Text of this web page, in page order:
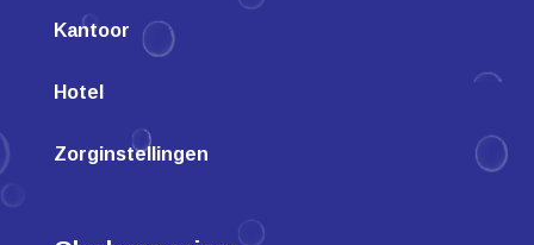
Kantoor
Hotel
Zorginstellingen